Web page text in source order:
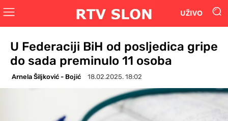
UŽIVO
U Federaciji BiH od posljedica gripe
do sada preminulo 11 osoba
Arnela Šiljković - Bojić 18.02.2025. 18:02